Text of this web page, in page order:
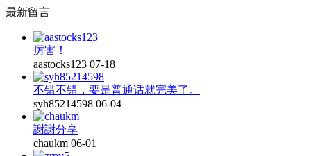
最新留言
厉害！
aastocks123 07-18
不错不错，要是普通话就完美了。
syh85214598 06-04
謝謝分享
chaukm 06-01